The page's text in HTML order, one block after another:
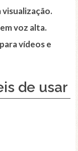
visualização.
voz alta.
vídeos e
de usar